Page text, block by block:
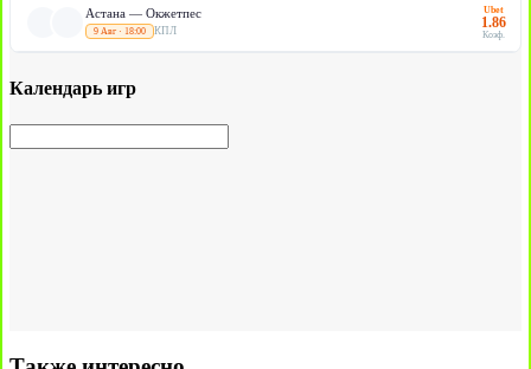
Астана — Окжетпес
9 Авг · 18:00 КПЛ
Ubet
1.86
Коэф.
Календарь игр